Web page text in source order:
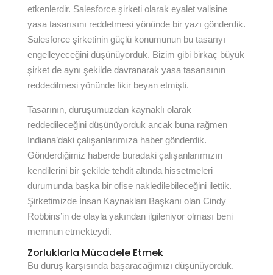
etkenlerdir. Salesforce şirketi olarak eyalet valisine
yasa tasarısını reddetmesi yönünde bir yazı gönderdik.
Salesforce şirketinin güçlü konumunun bu tasarıyı
engelleyeceğini düşünüyorduk. Bizim gibi birkaç büyük
şirket de aynı şekilde davranarak yasa tasarısının
reddedilmesi yönünde fikir beyan etmişti.
Tasarının, duruşumuzdan kaynaklı olarak
reddedileceğini düşünüyorduk ancak buna rağmen
Indiana’daki çalışanlarımıza haber gönderdik.
Gönderdiğimiz haberde buradaki çalışanlarımızın
kendilerini bir şekilde tehdit altında hissetmeleri
durumunda başka bir ofise nakledilebileceğini ilettik.
Şirketimizde İnsan Kaynakları Başkanı olan Cindy
Robbins’in de olayla yakından ilgileniyor olması beni
memnun etmekteydi.
Zorluklarla Mücadele Etmek
Bu duruş karşısında başaracağımızı düşünüyorduk.